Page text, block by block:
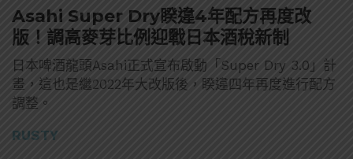
Asahi Super Dry睽違4年配方再度改
版！調高麥芽比例迎戰日本酒稅新制
日本啤酒龍頭Asahi正式宣布啟動「Super Dry 3.0」計
畫，這也是繼2022年大改版後，睽違四年再度進行配方
調整。
RUSTY